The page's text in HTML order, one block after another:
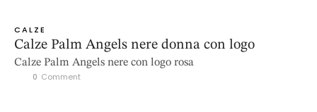
CALZE
Calze Palm Angels nere donna con logo
Calze Palm Angels nere con logo rosa
0 Comment